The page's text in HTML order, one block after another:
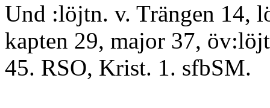
Und :löjtn. v. Trängen 14,
kapten 29, major 37,
45. RSO, Krist. 1. sfbSM.